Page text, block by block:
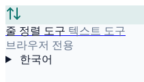
줄 정렬 도구 텍스트 도구
브라우저 전용
한국어